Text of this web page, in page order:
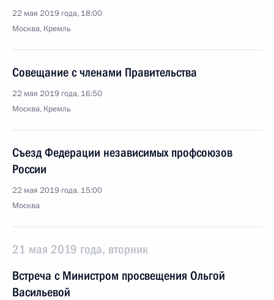
22 мая 2019 года, 18:00
Москва, Кремль
Совещание с членами Правительства
22 мая 2019 года, 16:50
Москва, Кремль
Съезд Федерации независимых профсоюзов
России
22 мая 2019 года, 15:00
Москва
21 мая 2019 года, вторник
Встреча с Министром просвещения Ольгой
Васильевой